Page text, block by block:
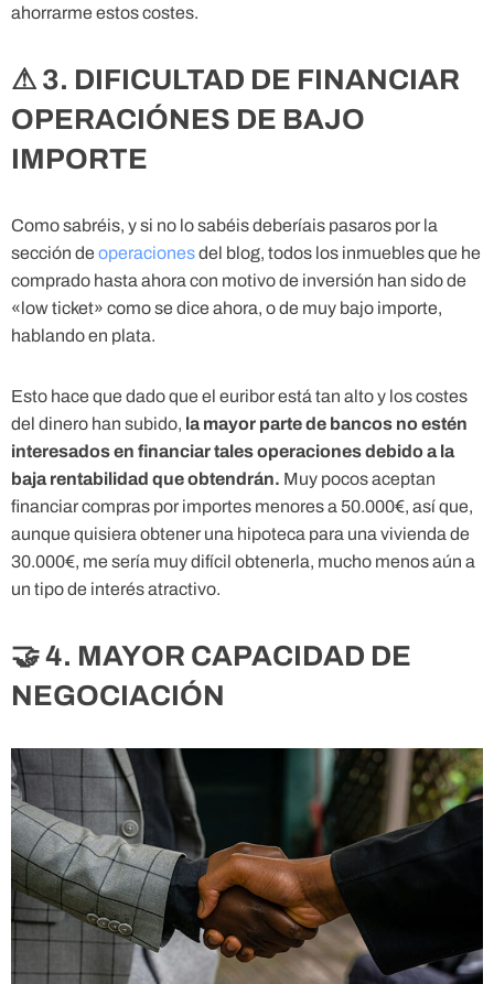
ahorrarme estos costes.
⚠ 3. DIFICULTAD DE FINANCIAR
OPERACIÓNES DE BAJO
IMPORTE
Como sabréis, y si no lo sabéis deberíais pasaros por la
sección de operacionesdel blog, todos los inmuebles que he
comprado hasta ahora con motivo de inversión han sido de
«low ticket» como se dice ahora, o de muy bajo importe,
hablando en plata.
Esto hace que dado que el euribor está tan alto y los costes
del dinero han subido, la mayor parte de bancos no estén
interesados en financiar tales operaciones debido a la
baja rentabilidad que obtendrán. Muy pocos aceptan
financiar compras por importes menores a 50.000€, así que,
aunque quisiera obtener una hipoteca para una vivienda de
30.000€, me sería muy difícil obtenerla, mucho menos aún a
un tipo de interés atractivo.
🤝 4. MAYOR CAPACIDAD DE
NEGOCIACIÓN